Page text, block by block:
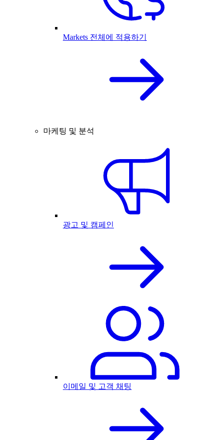
Markets 전체에 적용하기
마케팅 및 분석
광고 및 캠페인
이메일 및 고객 채팅